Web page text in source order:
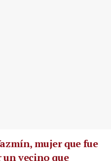
mujer que fue
vecino que